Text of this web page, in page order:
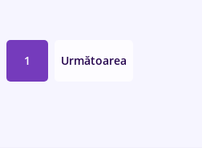
1 Următoarea